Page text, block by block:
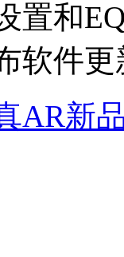
置和
软件
AR新